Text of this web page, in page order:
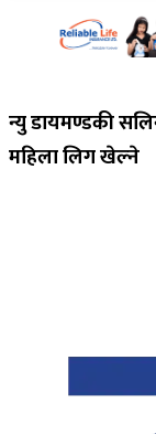
न्यु डायमण्डकी
महिला लिग खेल्ने